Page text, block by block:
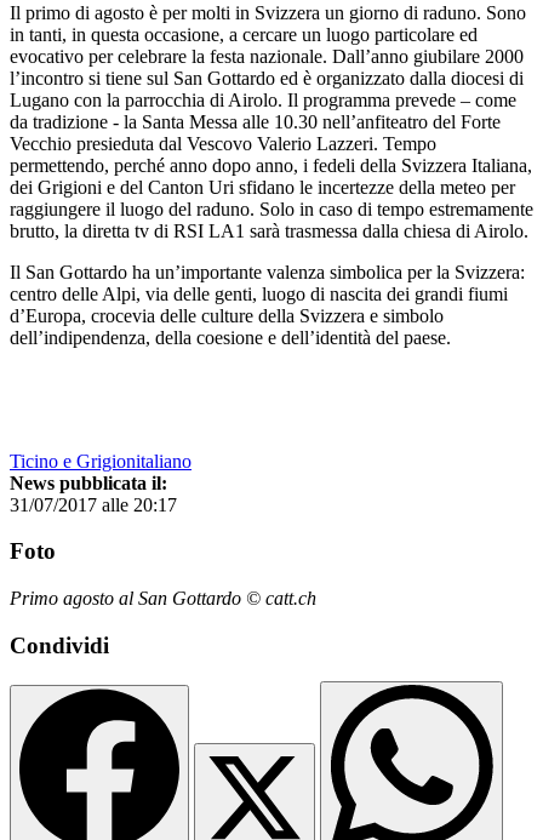
Il primo di agosto è per molti in Svizzera un giorno di raduno. Sono
in tanti, in questa occasione, a cercare un luogo particolare ed
evocativo per celebrare la festa nazionale. Dall’anno giubilare 2000
l’incontro si tiene sul San Gottardo ed è organizzato dalla diocesi di
Lugano con la parrocchia di Airolo. Il programma prevede – come
da tradizione - la Santa Messa alle 10.30 nell’anfiteatro del Forte
Vecchio presieduta dal Vescovo Valerio Lazzeri. Tempo
permettendo, perché anno dopo anno, i fedeli della Svizzera Italiana,
dei Grigioni e del Canton Uri sfidano le incertezze della meteo per
raggiungere il luogo del raduno. Solo in caso di tempo estremamente
brutto, la diretta tv di RSI LA1 sarà trasmessa dalla chiesa di Airolo.
Il San Gottardo ha un’importante valenza simbolica per la Svizzera:
centro delle Alpi, via delle genti, luogo di nascita dei grandi fiumi
d’Europa, crocevia delle culture della Svizzera e simbolo
dell’indipendenza, della coesione e dell’identità del paese.
Ticino e Grigionitaliano
News pubblicata il:
31/07/2017 alle 20:17
Foto
Primo agosto al San Gottardo © catt.ch
Condividi